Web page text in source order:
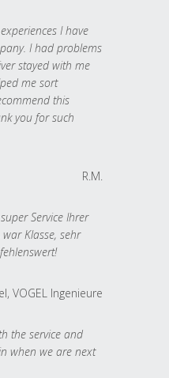
I have
I had problems
stayed with me
me sort
this
you for such
R.M.
Service Ihrer
Klasse, sehr
VOGEL Ingenieure
the service and
when we are next